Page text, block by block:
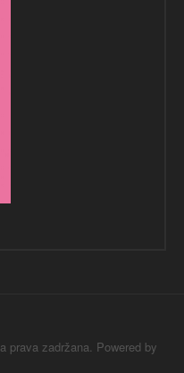
prava zadržana. Powered by